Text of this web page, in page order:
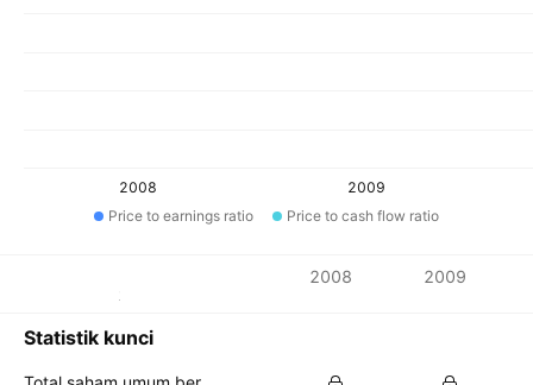
2008
2009
Price to earnings ratio
Price to cash flow ratio
2008 2009
Statistik kunci